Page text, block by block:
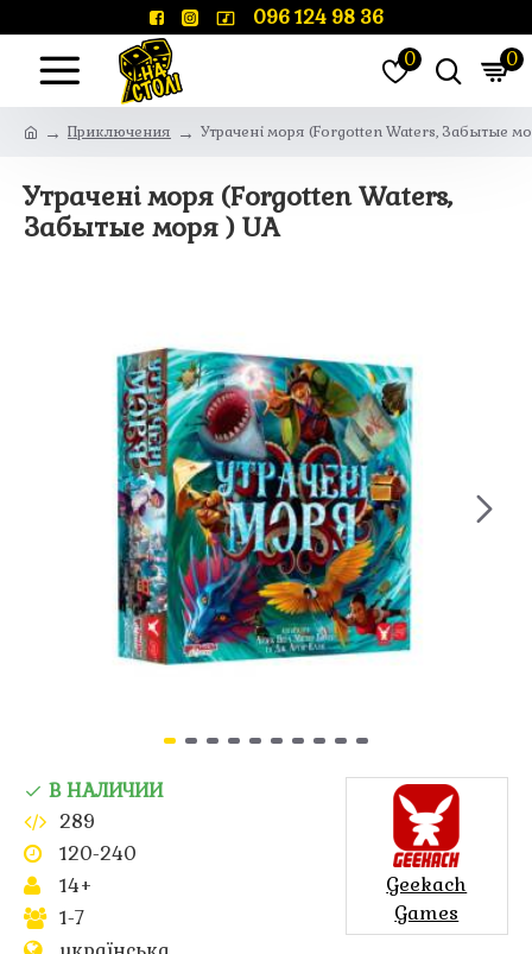
096 124 98 36
0 0
Приключения Утрачені моря (Forgotten Waters, Забытые
Утрачені моря (Forgotten Waters,
Забытые моря ) UA
В НАЛИЧИИ
289
120-240
14+
1-7
Geekach
Games